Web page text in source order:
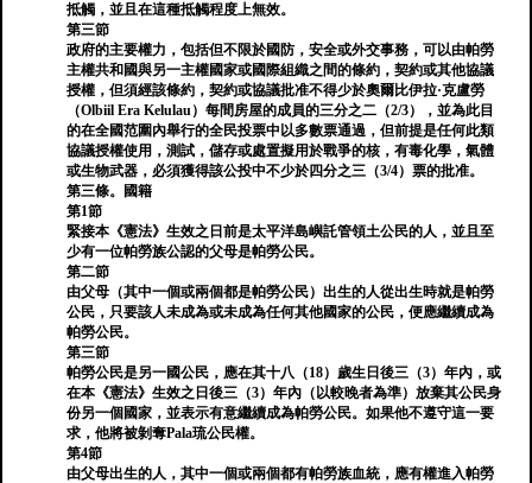
抵觸，並且在這種抵觸程度上無效。
第三節
政府的主要權力，包括但不限於國防，安全或外交事務，可以由帕勞
主權共和國與另一主權國家或國際組織之間的條約，契約或其他協議
授權，但須經該條約，契約或協議批准不得少於奧爾比伊拉·克盧勞
（Olbiil Era Kelulau）每間房屋的成員的三分之二（2/3），並為此目
的在全國范圍內舉行的全民投票中以多數票通過，但前提是任何此類
協議授權使用，測試，儲存或處置擬用於戰爭的核，有毒化學，氣體
或生物武器，必須獲得該公投中不少於四分之三（3/4）票的批准。
第三條。國籍
第1節
緊接本《憲法》生效之日前是太平洋島嶼託管領土公民的人，並且至
少有一位帕勞族公認的父母是帕勞公民。
第二節
由父母（其中一個或兩個都是帕勞公民）出生的人從出生時就是帕勞
公民，只要該人未成為或未成為任何其他國家的公民，便應繼續成為
帕勞公民。
第三節
帕勞公民是另一國公民，應在其十八（18）歲生日後三（3）年內，或
在本《憲法》生效之日後三（3）年內（以較晚者為準）放棄其公民身
份另一個國家，並表示有意繼續成為帕勞公民。如果他不遵守這一要
求，他將被剝奪Pala琉公民權。
第4節
由父母出生的人，其中一個或兩個都有帕勞族血統，應有權進入帕勞